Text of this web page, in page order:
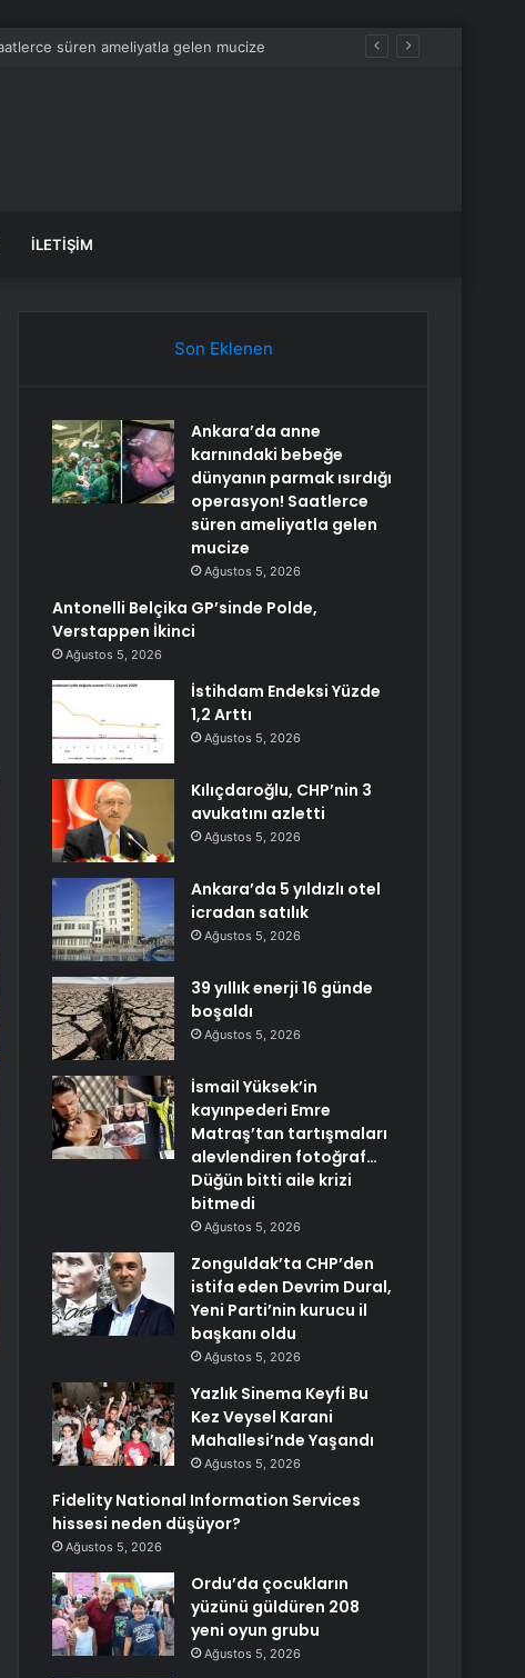
İLETIŞIM
Son Eklenen
Ankara’da anne
karnındaki bebeğe
dünyanın parmak ısırdığı
operasyon! Saatlerce
süren ameliyatla gelen
mucize
Ağustos 5, 2026
Antonelli Belçika GP’sinde Polde,
Verstappen İkinci
Ağustos 5, 2026
İstihdam Endeksi Yüzde
1,2 Arttı
Ağustos 5, 2026
Kılıçdaroğlu, CHP’nin 3
avukatını azletti
Ağustos 5, 2026
Ankara’da 5 yıldızlı otel
icradan satılık
Ağustos 5, 2026
39 yıllık enerji 16 günde
boşaldı
Ağustos 5, 2026
İsmail Yüksek’in
kayınpederi Emre
Matraş’tan tartışmaları
alevlendiren fotoğraf…
Düğün bitti aile krizi
bitmedi
Ağustos 5, 2026
Zonguldak’ta CHP’den
istifa eden Devrim Dural,
Yeni Parti’nin kurucu il
başkanı oldu
Ağustos 5, 2026
Yazlık Sinema Keyfi Bu
Kez Veysel Karani
Mahallesi’nde Yaşandı
Ağustos 5, 2026
Fidelity National Information Services
hissesi neden düşüyor?
Ağustos 5, 2026
Ordu’da çocukların
yüzünü güldüren 208
yeni oyun grubu
Ağustos 5, 2026